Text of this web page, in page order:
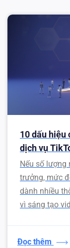
10 dấu hiệu
dịch vụ
Nếu số lượng
trưởng, mức
dành nhiều
vì sáng tạo
Đọc thêm